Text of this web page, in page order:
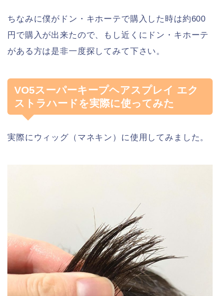
ちなみに僕がドン・キホーテで購入した時は約600
円で購入が出来たので、もし近くにドン・キホーテ
がある方は是非一度探してみて下さい。
VO5スーパーキープヘアスプレイ エク
ストラハードを実際に使ってみた
実際にウィッグ（マネキン）に使用してみました。